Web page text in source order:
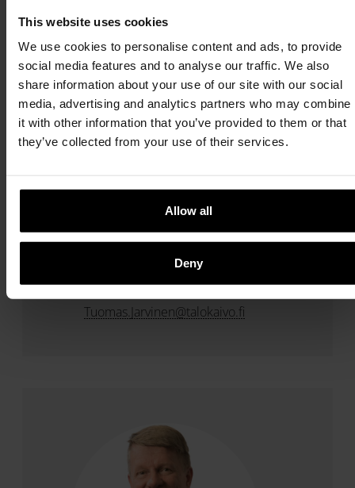
This website uses cookies
We use cookies to personalise content and ads, to provide
social media features and to analyse our traffic. We also
share information about your use of our site with our social
media, advertising and analytics partners who may combine
it with other information that you’ve provided to them or that
they’ve collected from your use of their services.
Allow all
Deny
teleskoopilla
LIITTEET
ALUEMYYNTI
Tuomas Järvinen
Aluemyynti: Länsi-Suomi
+358
Tuomas.Jarvinen@talokaivo.fi